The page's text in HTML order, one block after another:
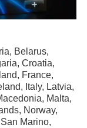
Belarus,
Croatia,
France,
Italy, Latvia,
Malta,
Norway,
Marino,